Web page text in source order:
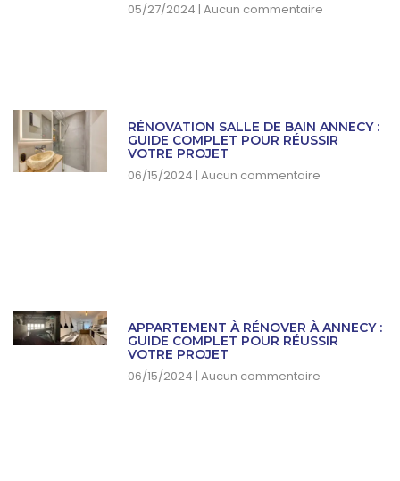
05/27/2024 Aucun commentaire
RÉNOVATION SALLE DE BAIN ANNECY :
GUIDE COMPLET POUR RÉUSSIR
VOTRE PROJET
06/15/2024 Aucun commentaire
APPARTEMENT À RÉNOVER À ANNECY :
GUIDE COMPLET POUR RÉUSSIR
VOTRE PROJET
06/15/2024 Aucun commentaire